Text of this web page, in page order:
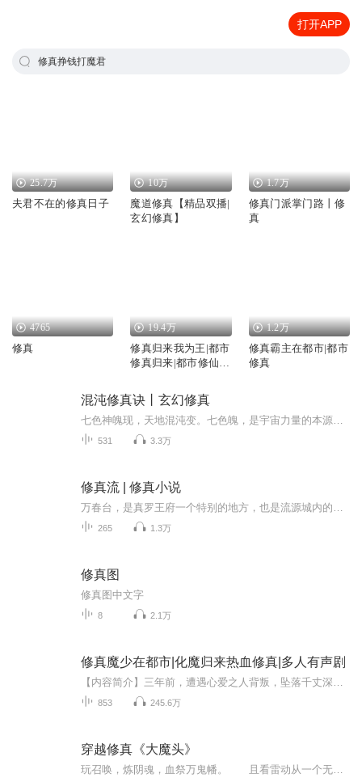
打开APP
修真挣钱打魔君
25.7万
夫君不在的修真日子
10万
魔道修真【精品双播|
玄幻修真】
1.7万
修真门派掌门路丨修
真
4765
修真
19.4万
修真归来我为王|都市
修真归来|都市修仙|
1.2万
修真霸主在都市|都市
修真
混沌修真诀丨玄幻修真
531 3.3万
修真流 | 修真小说
265 1.3万
修真图
修真图中文字
8 2.1万
修真魔少在都市|化魔归来热血修真|多人有声剧
853 245.6万
穿越修真《大魔头》